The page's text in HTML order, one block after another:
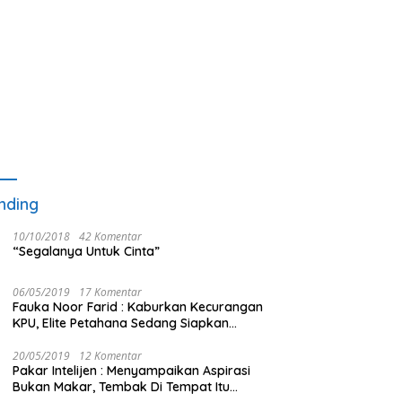
10/10/2018 42 Komentar
“Segalanya Untuk Cinta”
06/05/2019 17 Komentar
Fauka Noor Farid : Kaburkan Kecurangan
KPU, Elite Petahana Sedang Siapkan
20/05/2019 12 Komentar
Pakar Intelijen : Menyampaikan Aspirasi
Bukan Makar, Tembak Di Tempat Itu